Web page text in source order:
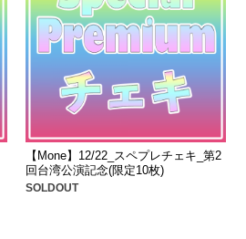
【Mone】12/22_スペプレチェキ_第2
回台湾公演記念(限定10枚)
SOLDOUT